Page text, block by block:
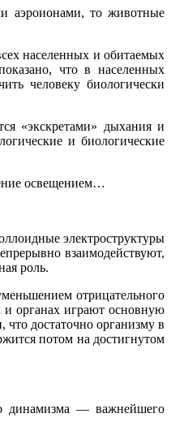
аэроионами, то животные
населенных и обитаемых
что в населенных
человеку биологически
«экскретами» дыхания и
и биологические
освещением…
электроструктуры
взаимодействуют,
роль.
отрицательного
и органах играют основную
достаточно организму в
потом на достигнутом
динамизма — важнейшего